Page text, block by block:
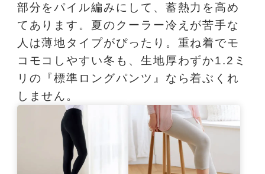
部分をパイル編みにして、蓄熱力を高め
てあります。夏のクーラー冷えが苦手な
人は薄地タイプがぴったり。重ね着でモ
コモコしやすい冬も、生地厚わずか1.2ミ
リの『標準ロングパンツ』なら着ぶくれ
しません。